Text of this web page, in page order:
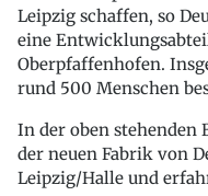
Leipzig schaffen, so
eine
Oberpfaffenhofen.
rund 500 Menschen
In der oben stehenden
der neuen Fabrik von
Leipzig/Halle und